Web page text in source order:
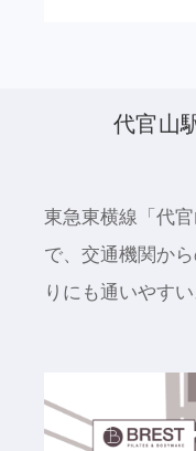
代官山
東急東横線「代
で、交通機関か
りにも通いやす